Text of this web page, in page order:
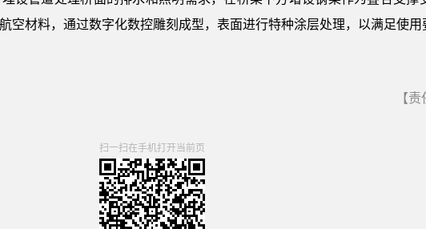
空材料，通过数字化数控雕刻成型，表面进行特种涂层处理，以满足使用
【
扫一扫在手机打开当前页